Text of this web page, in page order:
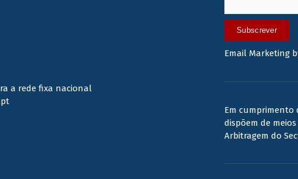
a rede fixa nacional
Subscrever
Email Marketing
Em cumprimento
dispõem de
Arbitragem do